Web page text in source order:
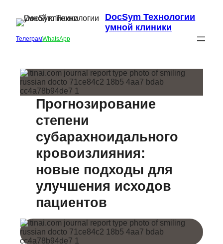
DocSym Технологии
умной клиники
ТелеграмWhatsApp
Прогнозирование
степени
субарахноидального
кровоизлияния:
новые подходы для
улучшения исходов
пациентов